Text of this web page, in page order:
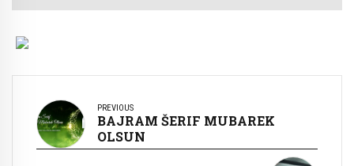
PREVIOUS
BAJRAM ŠERIF MUBAREK
OLSUN